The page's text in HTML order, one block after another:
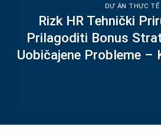
DỰ ÁN THỰC TẾ
Rizk HR Tehnički
Prilagoditi Bonus
Uobičajene Probleme –